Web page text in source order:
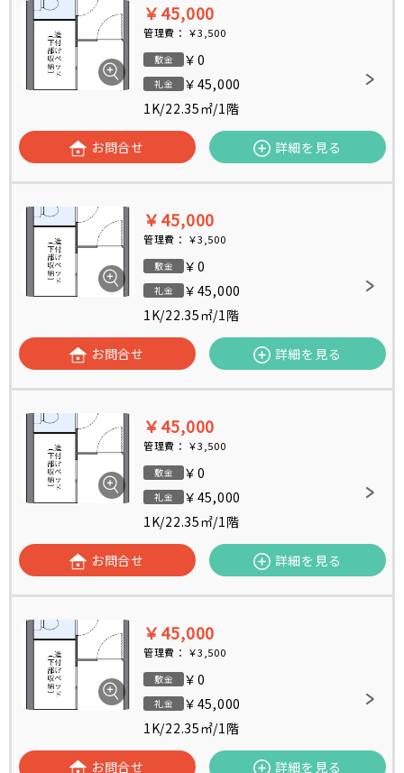
￥45,000
管理費： ￥3,500
敷金 ￥0
礼金
￥45,000
1K/22.35㎡/1階
お問合せ 詳細を見る
￥45,000
管理費： ￥3,500
敷金 ￥0
礼金
￥45,000
1K/22.35㎡/1階
お問合せ 詳細を見る
￥45,000
管理費： ￥3,500
敷金 ￥0
礼金
￥45,000
1K/22.35㎡/1階
お問合せ 詳細を見る
￥45,000
管理費： ￥3,500
敷金 ￥0
礼金
￥45,000
1K/22.35㎡/1階
お問合せ 詳細を見る